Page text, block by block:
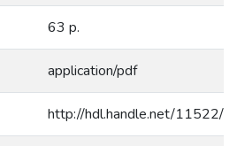
63 p.
application/pdf
http://hdl.handle.net/11522/